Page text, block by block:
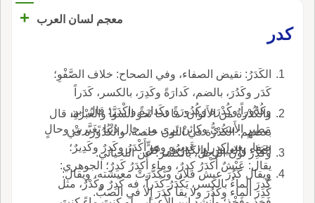
معجم لسان العرب
+
كدر
الكَدَرُ: نقيض الصفاء، وفي الصحاح: خلاف الصَّفْوِ؛
كَدَر وكَدُرَ، بالضم، كَدارَةً وكَدِرَ، بالكسر، كَدَراً
وكُدُوراً وكُدْرَة وكُدُورَةً وكَدارَةً واكْدَرَّ؛ قال ابن
مَطِيرٍ الأَسَدِيُّ وكائنْ تَرى من حال دُنْيا تَغَيَّرتْ وحالٍ
صَفا، بعد اكدِرارٍ، غَديرُه وهو أَكْدَرُ وكَدِرٌ وكَدِيرٌ؛
يقال: عَيْشٌ أَكْدَرُ كِدرٌ، وماء أَكدَرُ كَدِرٌ؛ الجوهري:
كَدِرَ الماءُ بالكسر، يَكْدَرُ كَدَراً، فه كَدِرٌ وكَدْرٌ، مثل
والكُدْرَةُ من الأَلوان: ما نَحا نَحوَ السوا والغُبْرَةِ، قال
بعضهم: الكُدْرة في اللون خاصةً، والكُدُورة في
الماء والعيش والكَدَرُ في كلٍّ.
وكَدِرَ لونُ الرجل، بالكسر؛ عن اللحياني.
ويقال كَدُرَ عيش فلان وتَكَدَّرَتْ معيشته، ويقال:
كَدِرَ الماء وكَدُرَ ولا يقا كَدَرَ إِلا في الصبِّ.